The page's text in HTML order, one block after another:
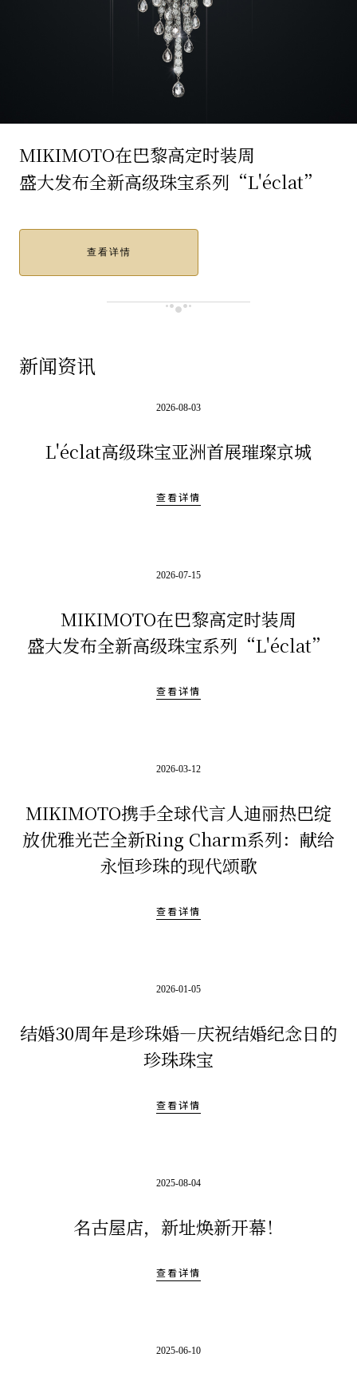
MIKIMOTO在巴黎高定时装周
盛大发布全新高级珠宝系列“L'éclat”
查看详情
新闻资讯
2026-08-03
L'éclat高级珠宝亚洲首展璀璨京城
查看详情
2026-07-15
MIKIMOTO在巴黎高定时装周
盛大发布全新高级珠宝系列“L'éclat”
查看详情
2026-03-12
MIKIMOTO携手全球代言人迪丽热巴绽
放优雅光芒全新Ring Charm系列：献给
永恒珍珠的现代颂歌
查看详情
2026-01-05
结婚30周年是珍珠婚—庆祝结婚纪念日的
珍珠珠宝
查看详情
2025-08-04
名古屋店，新址焕新开幕！
查看详情
2025-06-10